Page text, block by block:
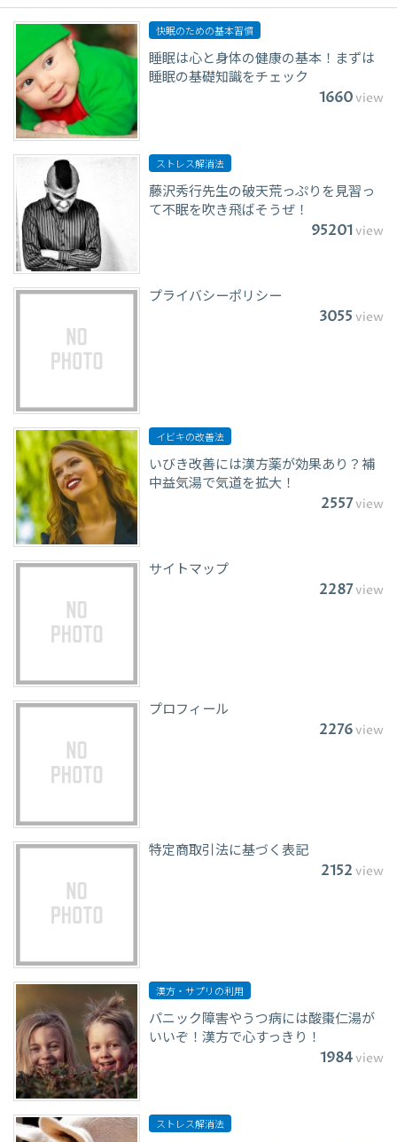
快眠のための基本習慣
睡眠は心と身体の健康の基本！まずは
睡眠の基礎知識をチェック
1660view
ストレス解消法
藤沢秀行先生の破天荒っぷりを見習っ
て不眠を吹き飛ばそうぜ！
95201view
プライバシーポリシー
3055 view
イビキの改善法
いびき改善には漢方薬が効果あり？補
中益気湯で気道を拡大！
2557view
サイトマップ
2287view
プロフィール
2276view
特定商取引法に基づく表記
2152 view
漢方・サプリの利用
パニック障害やうつ病には酸棗仁湯が
いいぞ！漢方で心すっきり！
1984view
ストレス解消法